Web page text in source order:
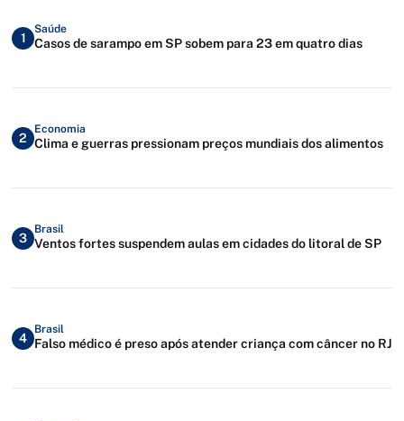
1
Saúde
Casos de sarampo em SP sobem para 23 em quatro dias
2
Economia
Clima e guerras pressionam preços mundiais dos alimentos
3
Brasil
Ventos fortes suspendem aulas em cidades do litoral de SP
4
Brasil
Falso médico é preso após atender criança com câncer no RJ